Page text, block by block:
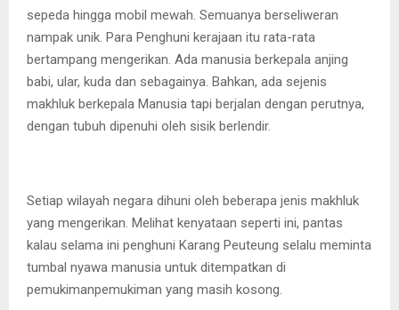
sepeda hingga mobil mewah. Semuanya berseliweran
nampak unik. Para Penghuni kerajaan itu rata-rata
bertampang mengerikan. Ada manusia berkepala anjing
babi, ular, kuda dan sebagainya. Bahkan, ada sejenis
makhluk berkepala Manusia tapi berjalan dengan perutnya,
dengan tubuh dipenuhi oleh sisik berlendir.
Setiap wilayah negara dihuni oleh beberapa jenis makhluk
yang mengerikan. Melihat kenyataan seperti ini, pantas
kalau selama ini penghuni Karang Peuteung selalu meminta
tumbal nyawa manusia untuk ditempatkan di
pemukimanpemukiman yang masih kosong.